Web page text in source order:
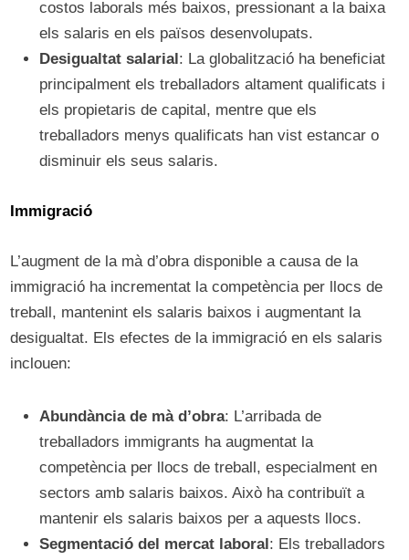
costos laborals més baixos, pressionant a la baixa
els salaris en els països desenvolupats.
Desigualtat salarial : La globalització ha beneficiat
principalment els treballadors altament qualificats i
els propietaris de capital, mentre que els
treballadors menys qualificats han vist estancar o
disminuir els seus salaris.
Immigració
L’augment de la mà d’obra disponible a causa de la
immigració ha incrementat la competència per llocs de
treball, mantenint els salaris baixos i augmentant la
desigualtat. Els efectes de la immigració en els salaris
inclouen:
Abundància de mà d’obra: L’arribada de
treballadors immigrants ha augmentat la
competència per llocs de treball, especialment en
sectors amb salaris baixos. Això ha contribuït a
mantenir els salaris baixos per a aquests llocs.
Segmentació del mercat laboral : Els treballadors